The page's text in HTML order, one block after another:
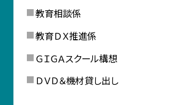
教育相談係
教育ＤＸ推進係
ＧＩＧＡスクール構想
ＤＶＤ＆機材貸し出し